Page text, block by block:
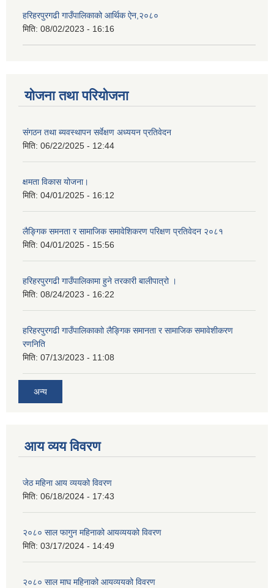
हरिहरपुरगढी गाउँपालिकाको आर्थिक ऐन,२०८०
मिति: 08/02/2023 - 16:16
योजना तथा परियोजना
संगठन तथा ब्यवस्थापन सर्वेक्षण अध्ययन प्रतिवेदन
मिति: 06/22/2025 - 12:44
क्षमता विकास योजना।
मिति: 04/01/2025 - 16:12
लैङ्गिक समनता र सामाजिक समावेशिकरण परिक्षण प्रतिवेदन २०८१
मिति: 04/01/2025 - 15:56
हरिहरपुरगढी गाउँपालिकामा हुने तरकारी बालीपात्रो ।
मिति: 08/24/2023 - 16:22
हरिहरपुरगढी गाउँपालिकाकाो लैङ्गिक समानता र सामाजिक समावेशीकरण
रणनिति
मिति: 07/13/2023 - 11:08
अन्य
आय व्यय विवरण
जेठ महिना आय व्ययको विवरण
मिति: 06/18/2024 - 17:43
२०८० साल फागुन महिनाको आयव्ययको विवरण
मिति: 03/17/2024 - 14:49
२०८० साल माघ महिनाको आयव्ययको विवरण